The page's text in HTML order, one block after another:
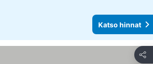
Katso hinnat
Jaa